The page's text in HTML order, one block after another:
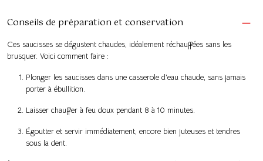
Conseils de préparation et conservation
Ces saucisses se dégustent chaudes, idéalement réchauffées sans les
brusquer. Voici comment faire :
Plonger les saucisses dans une casserole d’eau chaude, sans jamais
porter à ébullition.
Laisser chauffer à feu doux pendant 8 à 10 minutes.
Égoutter et servir immédiatement, encore bien juteuses et tendres
sous la dent.